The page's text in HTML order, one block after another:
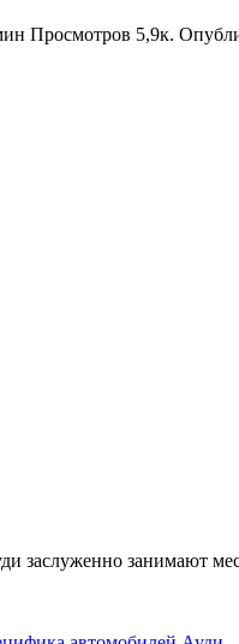
Просмотров 5,9к.
заслуженно занимают